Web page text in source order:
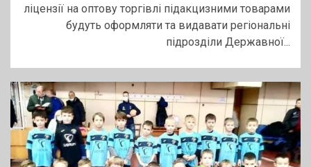
ліцензії на оптову торгівлі підакцизними товарами
будуть оформляти та видавати регіональні
підрозділи Державної...